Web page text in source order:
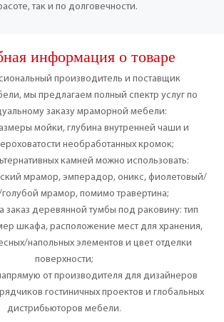
так и по долговечности.
информация о товаре
производитель и поставщик
мы предлагаем полный спектр услуг по
заказу мраморной мебели:
мойки, глубина внутренней чаши и
необработанных кромок;
камней можно использовать:
мрамор, эмперадор, оникс, фиолетовый/
мрамор, помимо травертина;
заказ деревянной тумбы под раковину: тип
шкафа, расположение мест для хранения,
напольных элементов и цвет отделки
поверхности;
от производителя для дизайнеров
гостиничных проектов и глобальных
дистрибьюторов мебели.